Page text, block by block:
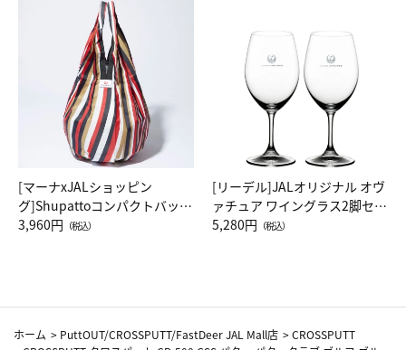
[マーナxJALショッピン
グ]Shupattoコンパクトバッグ
Drop JAL客室乗務員（LC）ス
3,960円 （税込）
[リーデル]JALオリジナル オヴ
ァチュア ワイングラス2脚セッ
ト（レッドワイン）
5,280円 （税込）
ホーム > PuttOUT/CROSSPUTT/FastDeer JAL Mall店 >CROSSPUTT